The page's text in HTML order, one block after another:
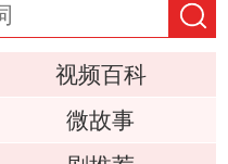
视频百科
微故事